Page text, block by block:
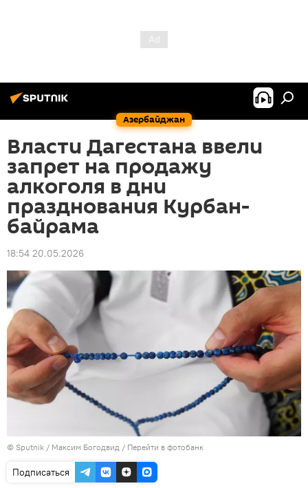
Азербайджан
Власти Дагестана ввели
запрет на продажу
алкоголя в дни
празднования Курбан-
байрама
18:54 20.05.2026
© Sputnik / Максим Богодвид / Перейти в фотобанк
Подписаться